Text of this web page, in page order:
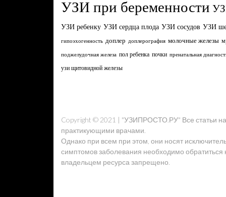
УЗИ при беременности
УЗИ ребенку УЗИ сердца плода УЗИ сосудов УЗИ
гипоэхогенность доплер доплерография молочные железы
поджелудочная железа пол ребенка почки пренатальная
узи щитовидной железы
Copyright © 2021 | "УЗИПРОСТО.РУ" Все статьи
практикующими врачами.
Однако при всем при этом, они носят
симптомов заболевания необходимо обратиться
владельцем ресурса запрещено.